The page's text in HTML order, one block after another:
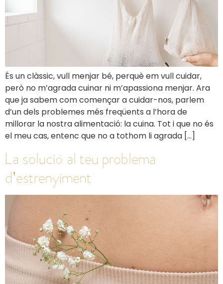
És un clàssic, vull menjar bé, perquè em vull cuidar,
però no m’agrada cuinar ni m’apassiona menjar. Ara
que ja sabem com començar a cuidar-nos, parlem
d’un dels problemes més freqüents a l’hora de
millorar la nostra alimentació: la cuina. Tot i que no és
el meu cas, entenc que no a tothom li agrada […]
La solució al teu problema
d’estrenyiment